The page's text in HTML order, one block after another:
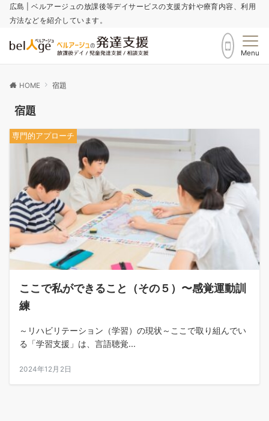
広島 | ベルアージュの放課後等デイサービスの支援方針や療育内容、利用
方法などを紹介しています。
Menu
HOME 宿題
宿題
専門的アプローチ
ここで私ができること（その５）〜感覚運動訓
練
～リハビリテーション（学習）の現状～ここで取り組んでい
る「学習支援」は、言語聴覚...
2024年12月2日